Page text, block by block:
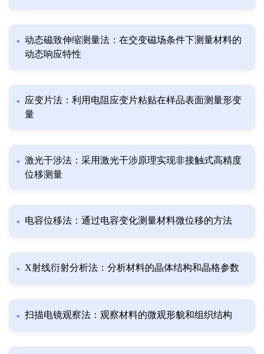
动态磁致伸缩测量法：在交变磁场条件下测量材料的
动态响应特性
应变片法：利用电阻应变片粘贴在样品表面测量形变
量
激光干涉法：采用激光干涉原理实现非接触式高精度
位移测量
电容位移法：通过电容变化测量材料微位移的方法
X射线衍射分析法：分析材料的晶体结构和晶格参数
扫描电镜观察法：观察材料的微观形貌和组织结构